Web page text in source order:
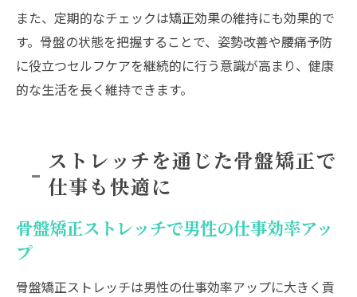
また、定期的なチェックは矯正効果の維持にも効果的で
す。骨盤の状態を把握することで、姿勢改善や腰痛予防
に役立つセルフケアを継続的に行う意識が高まり、健康
的な生活を長く維持できます。
ストレッチを通じた骨盤矯正で
仕事も快適に
骨盤矯正ストレッチで男性の仕事効率アッ
プ
骨盤矯正ストレッチは男性の仕事効率アップに大きく貢